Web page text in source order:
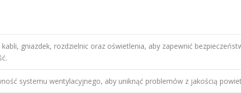
kabli, gniazdek, rozdzielnic oraz oświetlenia, aby zapewnić
systemu wentylacyjnego, aby uniknąć problemów z jakością